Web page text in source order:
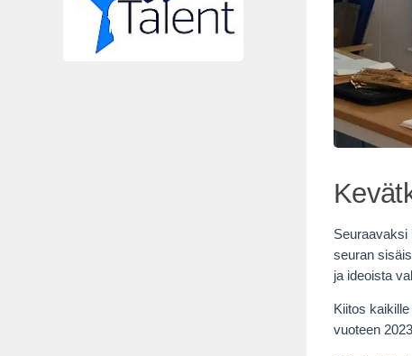
Seuraavaksi
seuran
ja ideoista
Kiitos
vuoteen